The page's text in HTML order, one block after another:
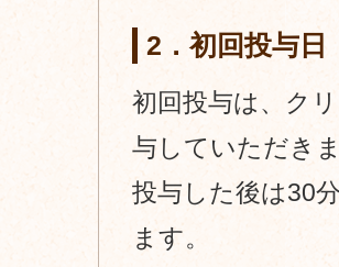
2．初回投与日
初回投与は、ク
与していただき
投与した後は30
ます。